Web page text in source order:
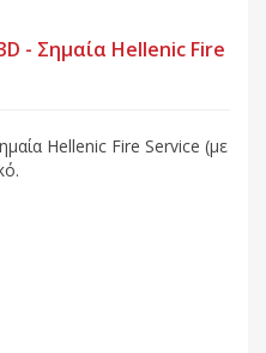
- Σημαία Hellenic Fire
Hellenic Fire Service (με